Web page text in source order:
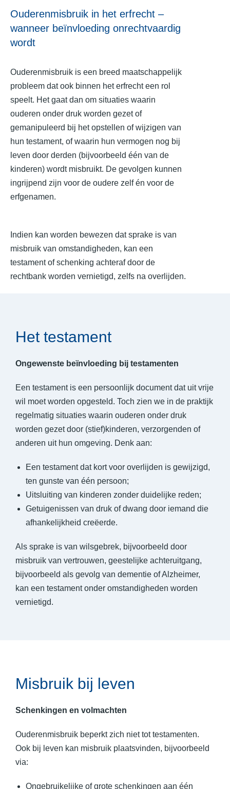
Ouderenmisbruik in het erfrecht –
wanneer beïnvloeding onrechtvaardig
wordt
Ouderenmisbruik is een breed maatschappelijk
probleem dat ook binnen het erfrecht een rol
speelt. Het gaat dan om situaties waarin
ouderen onder druk worden gezet of
gemanipuleerd bij het opstellen of wijzigen van
hun testament, of waarin hun vermogen nog bij
leven door derden (bijvoorbeeld één van de
kinderen) wordt misbruikt. De gevolgen kunnen
ingrijpend zijn voor de oudere zelf én voor de
erfgenamen.
Indien kan worden bewezen dat sprake is van
misbruik van omstandigheden, kan een
testament of schenking achteraf door de
rechtbank worden vernietigd, zelfs na overlijden.
Het testament
Ongewenste beïnvloeding bij testamenten
Een testament is een persoonlijk document dat uit vrije
wil moet worden opgesteld. Toch zien we in de praktijk
regelmatig situaties waarin ouderen onder druk
worden gezet door (stief)kinderen, verzorgenden of
anderen uit hun omgeving. Denk aan:
Een testament dat kort voor overlijden is gewijzigd,
ten gunste van één persoon;
Uitsluiting van kinderen zonder duidelijke reden;
Getuigenissen van druk of dwang door iemand die
afhankelijkheid creëerde.
Als sprake is van wilsgebrek, bijvoorbeeld door
misbruik van vertrouwen, geestelijke achteruitgang,
bijvoorbeeld als gevolg van dementie of Alzheimer,
kan een testament onder omstandigheden worden
vernietigd.
Misbruik bij leven
Schenkingen en volmachten
Ouderenmisbruik beperkt zich niet tot testamenten.
Ook bij leven kan misbruik plaatsvinden, bijvoorbeeld
via:
Ongebruikelijke of grote schenkingen aan één